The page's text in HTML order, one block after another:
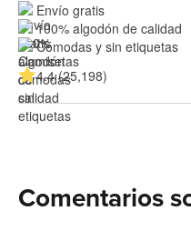
Envío gratis
100% algodón de calidad
Cómodas y sin etiquetas
4.4 (25,198)
Comentarios